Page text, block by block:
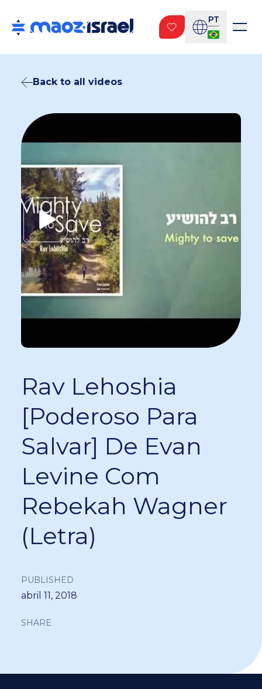
PT
Back to all videos
Rav Lehoshia
[Poderoso Para
Salvar] De Evan
Levine Com
Rebekah Wagner
(Letra)
PUBLISHED
abril 11, 2018
SHARE